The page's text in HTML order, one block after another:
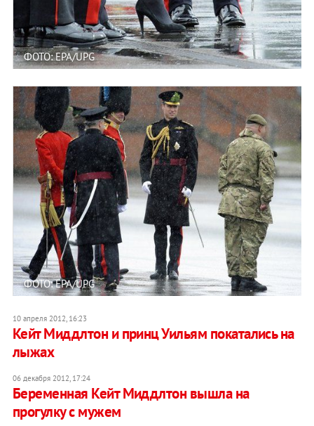
ФОТО: EPA/UPG
ФОТО: EPA/UPG
10 апреля 2012, 16:23
Кейт Миддлтон и принц Уильям покатались на
лыжах
06 декабря 2012, 17:24
Беременная Кейт Миддлтон вышла на
прогулку с мужем